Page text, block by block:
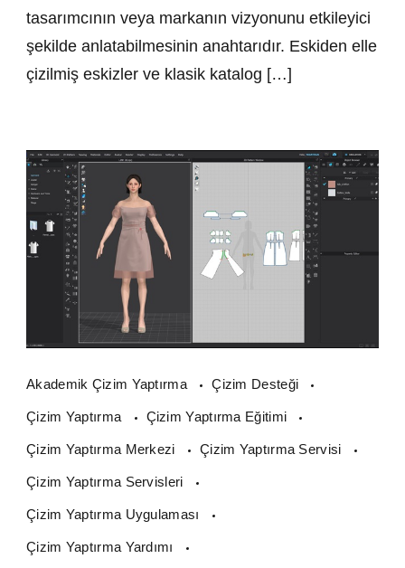
tasarımcının veya markanın vizyonunu etkileyici
şekilde anlatabilmesinin anahtarıdır. Eskiden elle
çizilmiş eskizler ve klasik katalog […]
Akademik Çizim Yaptırma Çizim Desteği
Çizim Yaptırma Çizim Yaptırma Eğitimi
Çizim Yaptırma Merkezi Çizim Yaptırma Servisi
Çizim Yaptırma Servisleri
Çizim Yaptırma Uygulaması
Çizim Yaptırma Yardımı